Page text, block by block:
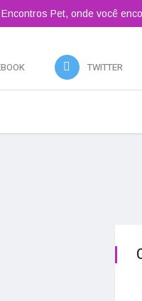
Pet, onde você
TWITTER